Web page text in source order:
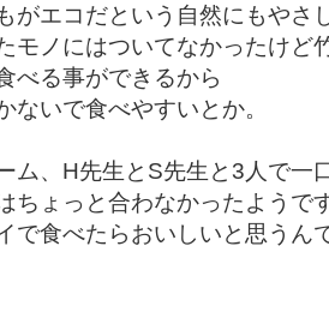
がエコだという自然にもやさ
モノにはついてなかったけど
べる事ができるから
ないで食べやすいとか。
ム、H先生とS先生と3人で一
ちょっと合わなかったようで
で食べたらおいしいと思うん